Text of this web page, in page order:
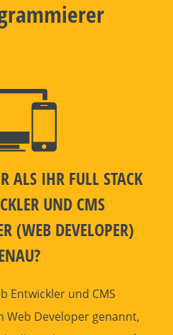
ALS IHR FULL STACK
UND CMS
(WEB DEVELOPER)
Entwickler und CMS
Web Developer genannt,